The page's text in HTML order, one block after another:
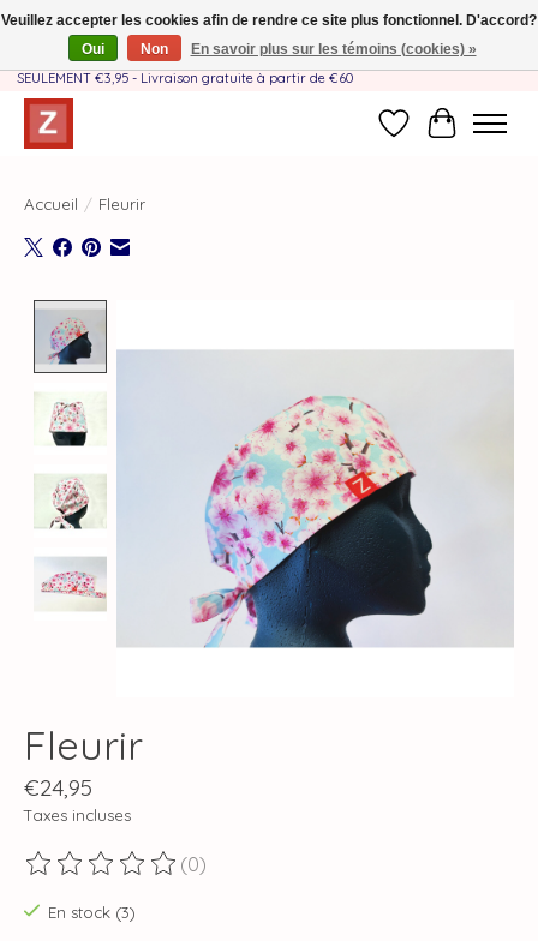
Fait à la main par une équipe mère-fille❤️ - Frais de livraison BE & NL
SEULEMENT €3,95 - Livraison gratuite à partir de €60
Liste dePanier
Accueil / Fleurir
Fleurir
€24,95
Taxes incluses
Ce produit est évalué à
(0)
En stock (3)
Veuillez accepter les cookies afin de rendre ce site plus fonctionnel. D'accord?
Oui
Non En savoir plus sur les témoins (cookies) »